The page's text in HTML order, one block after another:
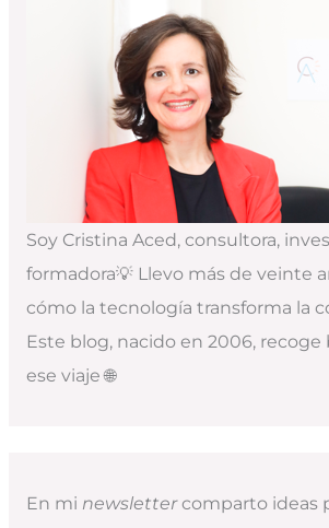
Soy Cristina Aced, consultora,
formadora💡 Llevo más de veinte
cómo la tecnología transforma la
Este blog, nacido en 2006,
ese viaje 🌐
En mi newslettercomparto ideas